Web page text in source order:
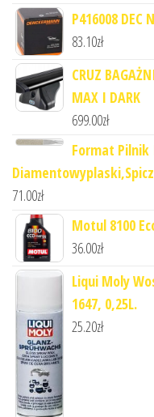
P416008 DEC
83.10zł
CRUZ
MAX I DARK
699.00zł
Format Pilnik
71.00zł
Motul 8100
36.00zł
Liqui Moly
1647, 0,25L.
25.20zł